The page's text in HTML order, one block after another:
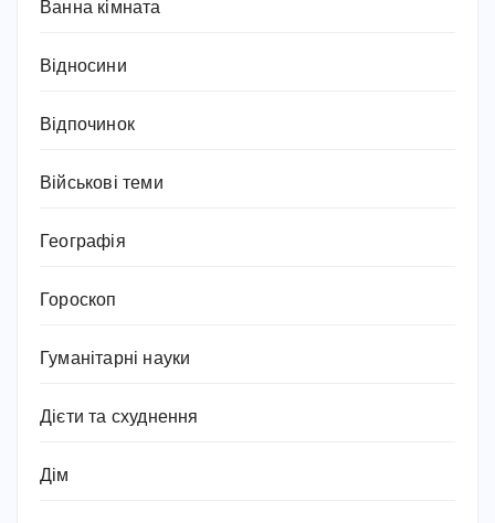
Ванна кімната
Відносини
Відпочинок
Військові теми
Географія
Гороскоп
Гуманітарні науки
Дієти та схуднення
Дім